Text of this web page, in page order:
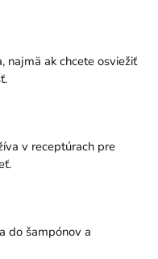
najmä ak chcete osviežiť
v receptúrach pre
do šampónov a